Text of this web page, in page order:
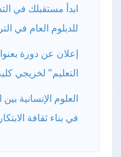
ابدأ مستقبلك في
للدبلوم العام في
إعلان عن دورة
التعليم" لخريجي
العلوم الإنسانية
في بناء ثقافة الابتكار